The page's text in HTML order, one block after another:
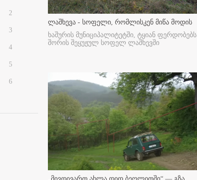
2
3
4
5
6
ლაშხევა - სოფელი, რომლისკენ მიწა მოდის
ხაშურის მუნიციპალიტეტში, ტყიან ფერდობებს
შორის შეყუჟულ სოფელ ლაშხევში